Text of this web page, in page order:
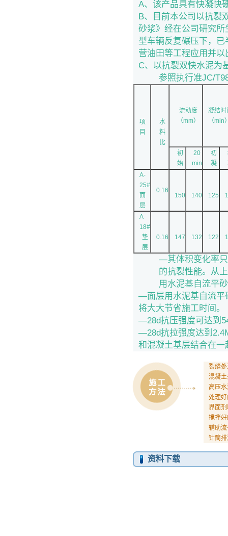
A、该产品具有快凝快
B、目前本公司以抗裂
砂浆》经在公司研究
型车辆反复碾压下，
营油田等工程应用并以
C、以抗裂双快水泥为
参照执行准JC/
项
目
水
料
比
流动度
（mm）
凝结时
（min
初
始
20
min
初
凝
A-
25#
面
层
0.16
150 140 125
A-
18#
垫
层
0.16 147 132 122
—其体积变化率
的抗裂性能。从
用水泥基自流平
—面层用水泥基自流平
将大大节省施工时间。
—28d抗压强度可达到
—28d抗拉强度达到
和混凝土基层结合在一
裂缝
混凝
高压
处理
界面
搅拌
辅助
针筒
资料下载